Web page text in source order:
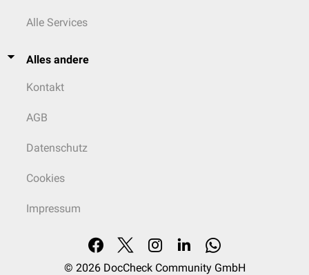
Alle Services
Alles andere
Kontakt
AGB
Datenschutz
Cookies
Impressum
© 2026 DocCheck Community GmbH